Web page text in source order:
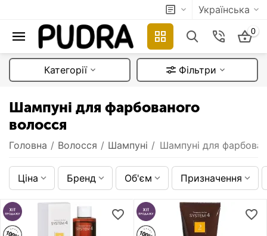
Українська
0
Категорії Фільтри
Шампуні для фарбованого
волосся
Головна / Волосся / Шампуні / Шампуні для
Ціна Бренд Об'єм Призначення